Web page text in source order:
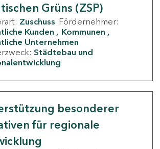
Grüns (ZSP)
Zuschuss Fördernehmer:
Kunden
Kommunen
Unternehmen
Städtebau und
besonderer
für regionale